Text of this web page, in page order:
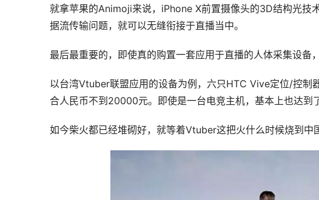
就拿苹果的Animoji来说，iPhone X前置摄像头的3D结构光技
据流传输问题，就可以无缝衔接于直播当中。
最后最重要的，即使真的购置一套应用于直播的人体采集设备
以台湾Vtuber联盟应用的设备为例，六只HTC Vive定位/控制
合人民币不到20000元。即使是一台电竞主机，基本上也达到
如今柴火都已经堆砌好，就等着Vtuber这把火什么时候烧到中